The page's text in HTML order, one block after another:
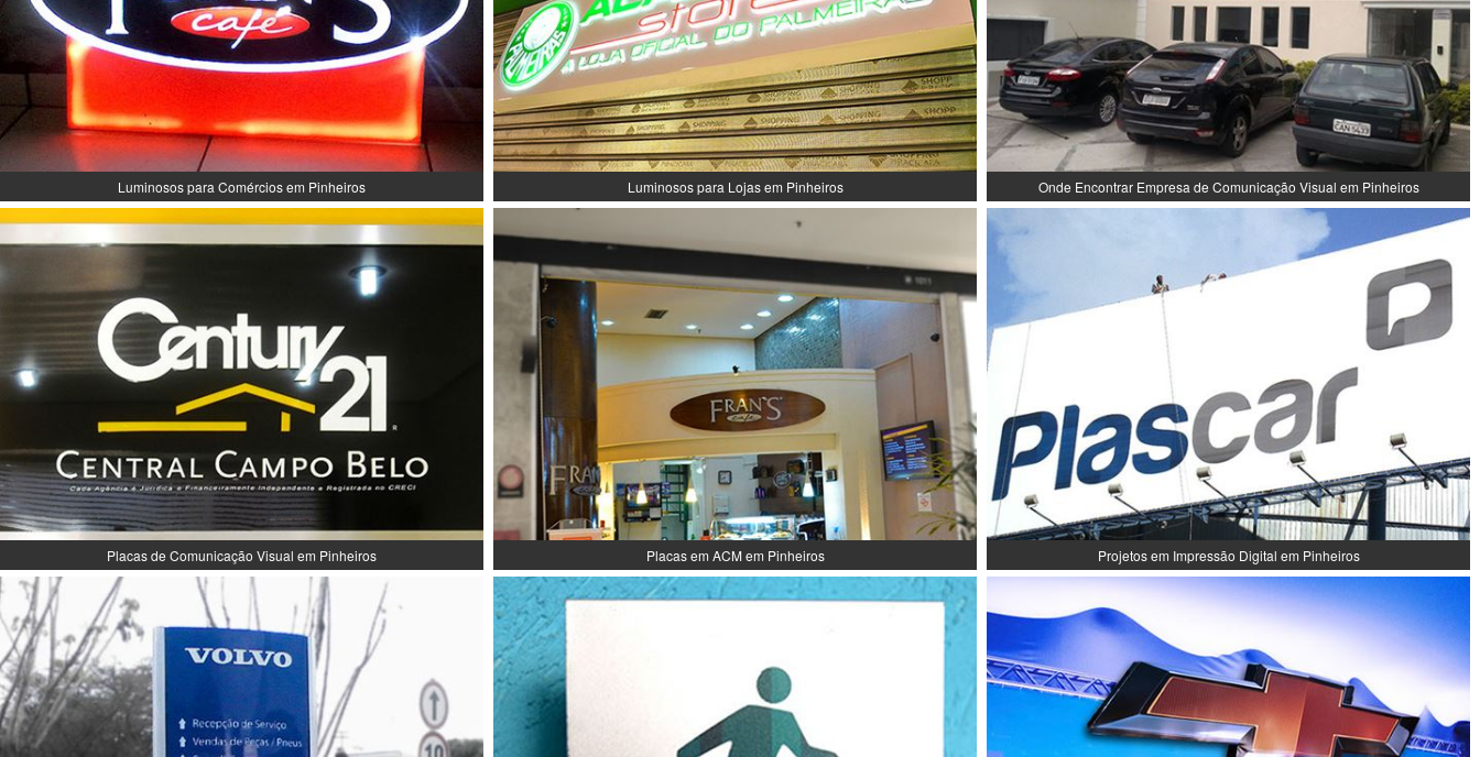
Luminosos para Comércios em Pinheiros Luminosos para Lojas em Pinheiros Onde Encontrar Empresa de Comunicação Visual em Pinheiros
Placas de Comunicação Visual em Pinheiros Placas em ACM em Pinheiros Projetos em Impressão Digital em Pinheiros